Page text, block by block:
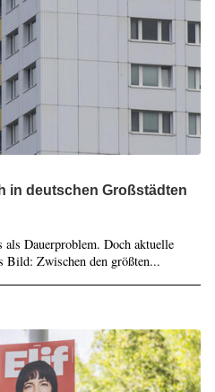
in deutschen Großstädten
Dauerproblem. Doch aktuelle
Bild: Zwischen den größten...